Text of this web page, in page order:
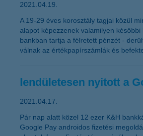
2021.04.19.
A 19-29 éves korosztály tagjai közül
alapot képezzenek valamilyen
bankban tartja a félretett pénzét -
válnak az értékpapírszámlák és
lendületesen nyitott a
2021.04.17.
Pár nap alatt közel 12 ezer K&H
Google Pay androidos fizetési